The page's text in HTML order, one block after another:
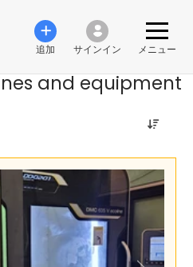
追加 サインイン メニュー
and equipment